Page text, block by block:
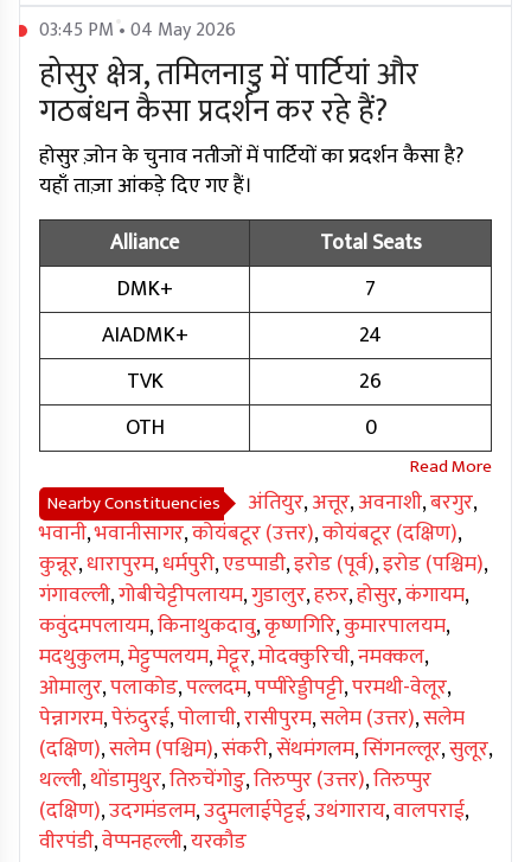
03:45 PM • 04 May 2026
होसुर क्षेत्र, तमिलनाडु में पार्टियां और
गठबंधन कैसा प्रदर्शन कर रहे हैं?
होसुर ज़ोन के चुनाव नतीजों में पार्टियों का प्रदर्शन कैसा है?
यहाँ ताज़ा आंकड़े दिए गए हैं।
Alliance
Total Seats
DMK+
7
AIADMK+
24
TVK
26
OTH
0
Nearby Constituencies अंतियुर,अत्तूर,अवनाशी,बरगुर,
भवानी,भवानीसागर,कोयंबटूर (उत्तर),कोयंबटूर (दक्षिण),
कुन्नूर,धारापुरम,धर्मपुरी,एडप्पाडी,इरोड (पूर्व),इरोड (पश्चिम),
गंगावल्ली,गोबीचेट्टीपलायम,गुडालुर,हरुर,होसुर,कंगायम,
कवुंदमपलायम,किनाथुकदावु,कृष्णगिरि,कुमारपालयम,
मदथुकुलम,मेट्टुप्पलयम,मेट्टूर,मोदक्कुरिची,नमक्कल,
ओमालुर,पलाकोड,पल्लदम,पप्पीरेड्डीपट्टी,परमथी-वेलूर,
पेन्नागरम,पेरुंदुरई,पोलाची,रासीपुरम,सलेम (उत्तर),सलेम
(दक्षिण),सलेम (पश्चिम),संकरी,सेंथमंगलम,सिंगनल्लूर,सुलूर,
थल्ली,थोंडामुथुर,तिरुचेंगोडु,तिरुप्पुर (उत्तर),तिरुप्पुर
(दक्षिण),उदगमंडलम,उदुमलाईपेट्टई,उथंगाराय,वालपराई,
वीरपंडी,वेप्पनहल्ली,यरकौड